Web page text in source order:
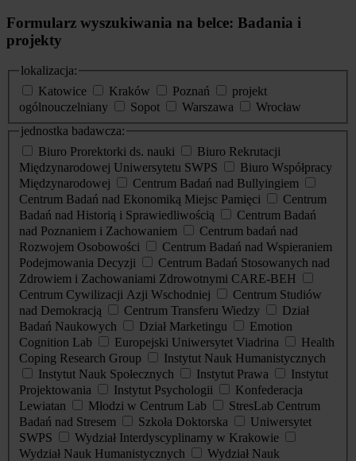
Formularz wyszukiwania na belce: Badania i
projekty
lokalizacja:
Katowice
Kraków Poznań
projekt
ogólnouczelniany
Sopot Warszawa
Wrocław
jednostka badawcza:
Biuro Prorektorki ds. nauki
Biuro Rekrutacji
Międzynarodowej Uniwersytetu SWPS
Biuro Współpracy
Międzynarodowej
Centrum Badań nad Bullyingiem
Centrum Badań nad Ekonomiką Miejsc Pamięci
Centrum
Badań nad Historią i Sprawiedliwością
Centrum Badań
nad Poznaniem i Zachowaniem
Centrum badań nad
Rozwojem Osobowości
Centrum Badań nad Wspieraniem
Podejmowania Decyzji
Centrum Badań Stosowanych nad
Zdrowiem i Zachowaniami Zdrowotnymi CARE-BEH
Centrum Cywilizacji Azji Wschodniej
Centrum Studiów
nad Demokracją
Centrum Transferu Wiedzy
Dział
Badań Naukowych
Dział Marketingu
Emotion
Cognition Lab
Europejski Uniwersytet Viadrina
Health
Coping Research Group
Instytut Nauk Humanistycznych
Instytut Nauk Społecznych
Instytut Prawa
Instytut
Projektowania
Instytut Psychologii
Konfederacja
Lewiatan
Młodzi w Centrum Lab
StresLab Centrum
Badań nad Stresem
Szkoła Doktorska
Uniwersytet
SWPS
Wydział Interdyscyplinarny w Krakowie
Wydział Nauk Humanistycznych
Wydział Nauk